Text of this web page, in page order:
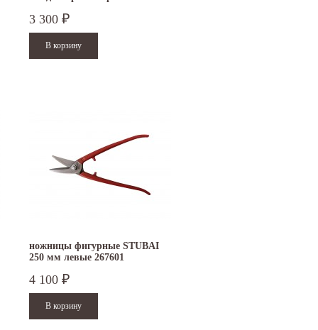
3 300 ₽
ножницы фигурные STUBAI
250 мм левые 267601
4 100 ₽